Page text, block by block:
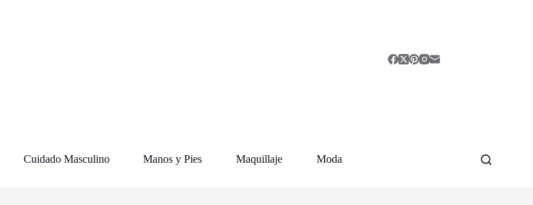
Cuidado Masculino Manos y Pies Maquillaje Moda